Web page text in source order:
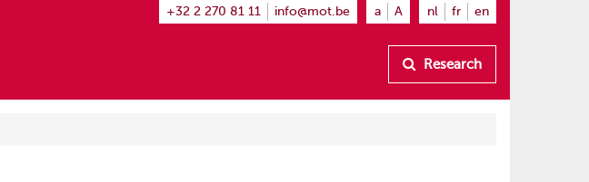
nl fr en
a A
+32 2 270 81 11 info@mot.be
Research